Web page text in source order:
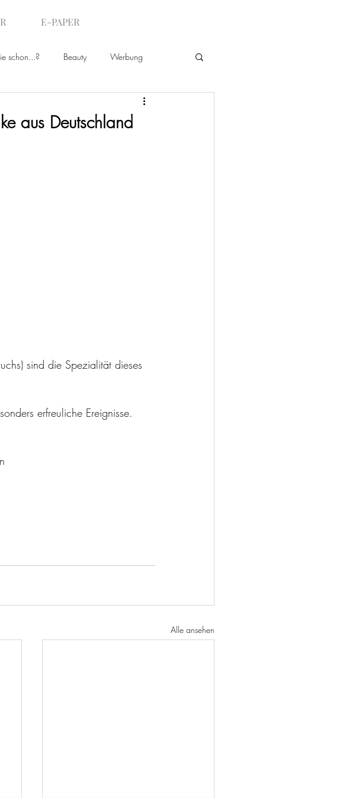
E-PAPER
schon...? Beauty Werbung
aus Deutschland
sind die Spezialität dieses
erfreuliche Ereignisse.
Alle ansehen